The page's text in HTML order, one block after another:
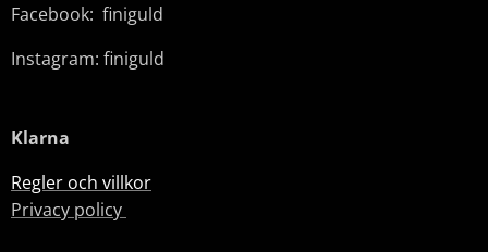
Facebook: finiguld
Instagram: finiguld
Klarna
Regler och villkor
Privacy policy